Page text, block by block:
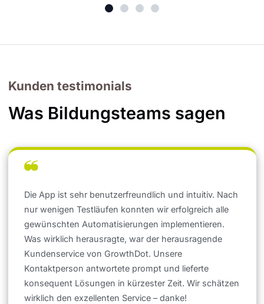
Kunden testimonials
Was Bildungsteams sagen
Die App ist sehr benutzerfreundlich und intuitiv. Nach
nur wenigen Testläufen konnten wir erfolgreich alle
gewünschten Automatisierungen implementieren.
Was wirklich herausragte, war der herausragende
Kundenservice von GrowthDot. Unsere
Kontaktperson antwortete prompt und lieferte
konsequent Lösungen in kürzester Zeit. Wir schätzen
wirklich den exzellenten Service – danke!